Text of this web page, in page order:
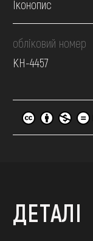
Іконопис
обліковий номер
КН-4457
ДЕТАЛІ